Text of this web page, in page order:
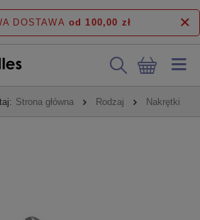
DOSTAWA od 100,00 zł
Strona główna Rodzaj Nakrętki do